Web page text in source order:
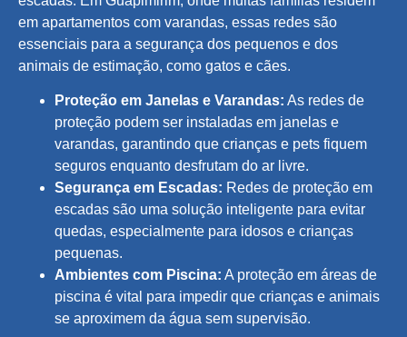
em apartamentos com varandas, essas redes são
essenciais para a segurança dos pequenos e dos
animais de estimação, como gatos e cães.
Proteção em Janelas e Varandas: As redes de
proteção podem ser instaladas em janelas e
varandas, garantindo que crianças e pets fiquem
seguros enquanto desfrutam do ar livre.
Segurança em Escadas: Redes de proteção em
escadas são uma solução inteligente para evitar
quedas, especialmente para idosos e crianças
pequenas.
Ambientes com Piscina: A proteção em áreas de
piscina é vital para impedir que crianças e animais
se aproximem da água sem supervisão.